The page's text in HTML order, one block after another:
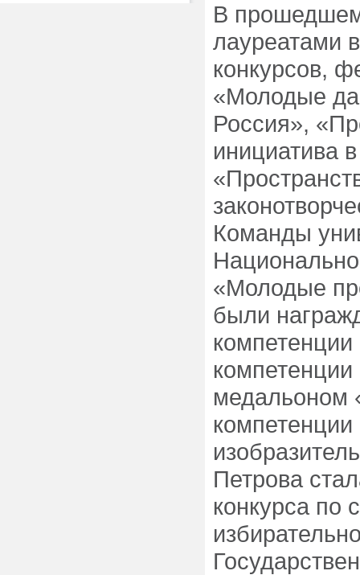
В прошедшем
лауреатами
конкурсов,
«Молодые
Россия»,
инициатива
Команды
«Молодые
были
медальоном
Петрова
конкурса по